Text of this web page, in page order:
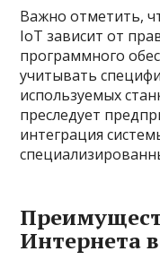
Важно отметить,
IoT зависит от
программного
учитывать
используемых
преследует
интеграция
Интернета